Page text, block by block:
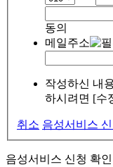
동의
메일주소
작성하신 내
하시려면 [수
취소 음성서비스
음성서비스 신청 확인